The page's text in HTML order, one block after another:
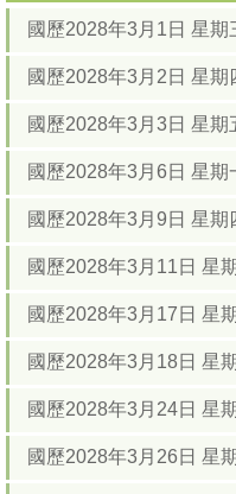
國歷2028年3月1日 星
國歷2028年3月2日 星
國歷2028年3月3日 星
國歷2028年3月6日 星
國歷2028年3月9日 星
國歷2028年3月11日 星
國歷2028年3月17日 星
國歷2028年3月18日 星
國歷2028年3月24日 星
國歷2028年3月26日 星